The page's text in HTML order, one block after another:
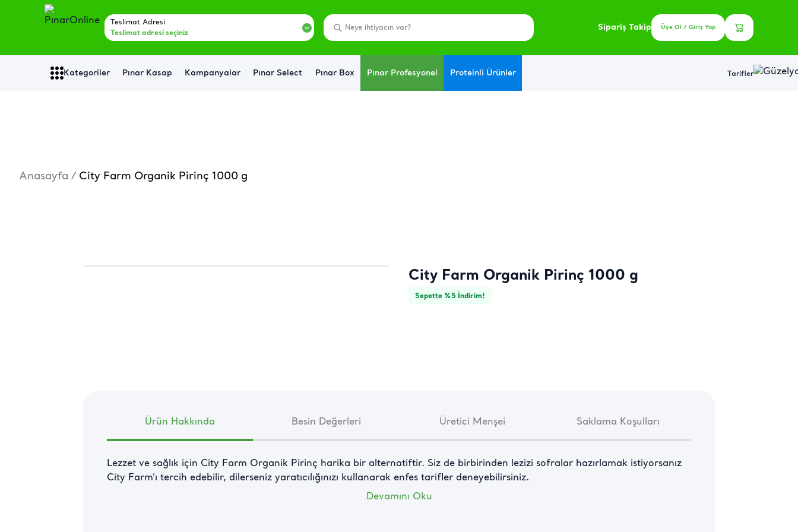
Teslimat Adresi
Teslimat adresi seçiniz
Sipariş Takip Üye Ol / Giriş Yap
Kategoriler Pınar Kasap Kampanyalar Pınar Select Pınar Box Pınar Profesyonel Proteinli Ürünler Tarifler
Anasayfa / City Farm Organik Pirinç 1000 g
City Farm Organik Pirinç 1000 g
Sepette %5 İndirim!
Ürün Hakkında Besin Değerleri Üretici Menşei Saklama Koşulları
Lezzet ve sağlık için City Farm Organik Pirinç harika bir alternatiftir. Siz de birbirinden lezizi sofralar hazırlamak istiyorsanız
City Farm’ı tercih edebilir, dilerseniz yaratıcılığınızı kullanarak enfes tarifler deneyebilirsiniz.
Devamını Oku